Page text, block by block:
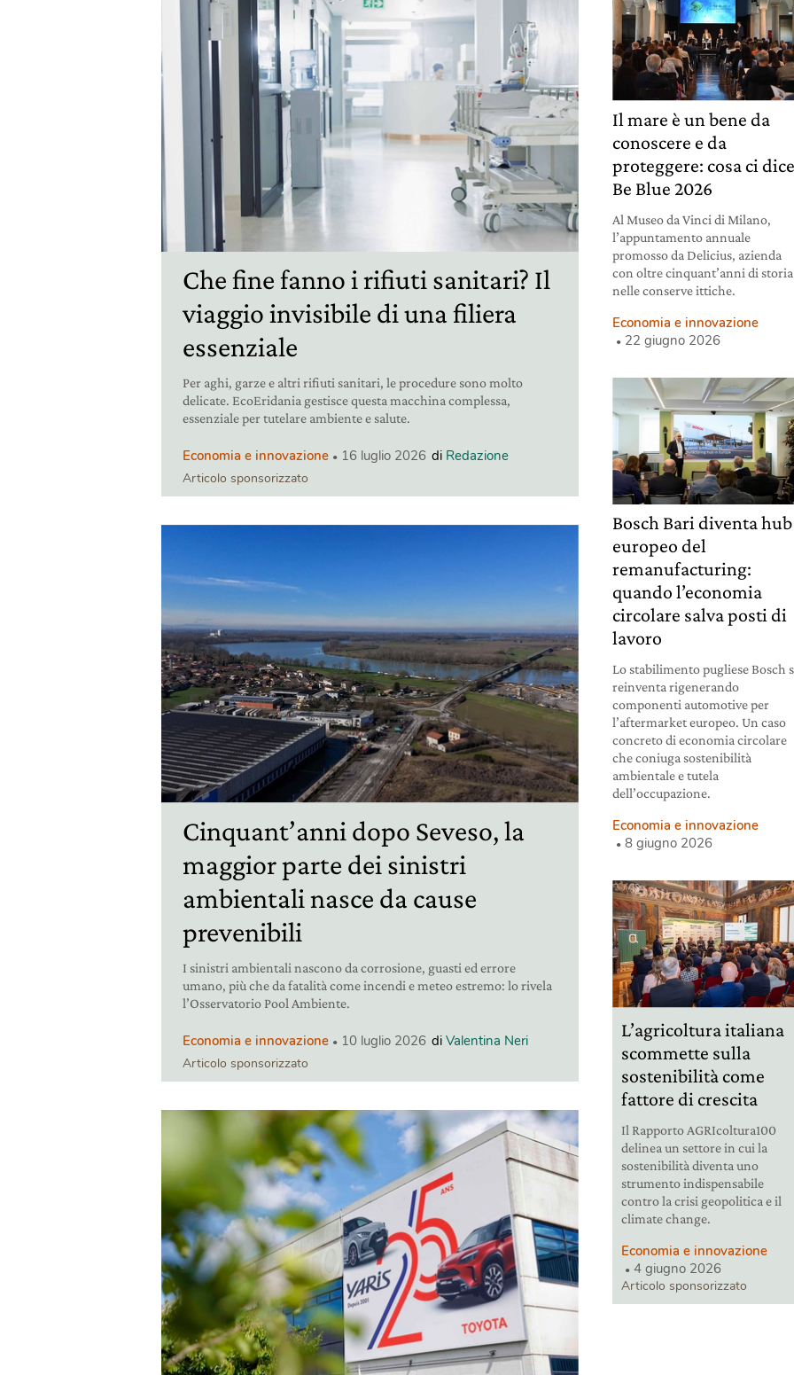
Che fine fanno i rifiuti sanitari? Il
viaggio invisibile di una filiera
essenziale
Per aghi, garze e altri rifiuti sanitari, le procedure sono molto
delicate. EcoEridania gestisce questa macchina complessa,
essenziale per tutelare ambiente e salute.
Economia e innovazione 16 luglio 2026 di Redazione
Articolo sponsorizzato
Cinquant’anni dopo Seveso, la
maggior parte dei sinistri
ambientali nasce da cause
prevenibili
I sinistri ambientali nascono da corrosione, guasti ed errore
umano, più che da fatalità come incendi e meteo estremo: lo rivela
l’Osservatorio Pool Ambiente.
Economia e innovazione 10 luglio 2026 di Valentina Neri
Articolo sponsorizzato
Il mare è un bene da
conoscere e da
proteggere: cosa ci
Be Blue 2026
Al Museo da Vinci di Milano,
l’appuntamento annuale
promosso da Delicius, azienda
con oltre cinquant’anni di storia
nelle conserve ittiche.
Economia e innovazione
22 giugno 2026
Bosch Bari diventa hub
europeo del
remanufacturing:
quando l’economia
circolare salva posti di
lavoro
Lo stabilimento pugliese Bosch
reinventa rigenerando
componenti automotive per
l’aftermarket europeo. Un caso
concreto di economia circolare
che coniuga sostenibilità
ambientale e tutela
dell’occupazione.
Economia e innovazione
8 giugno 2026
L’agricoltura italiana
scommette sulla
sostenibilità come
fattore di crescita
Il Rapporto AGRIcoltura100
delinea un settore in cui la
sostenibilità diventa uno
strumento indispensabile
contro la crisi geopolitica e il
climate change.
Economia e innovazione
4 giugno 2026
Articolo sponsorizzato